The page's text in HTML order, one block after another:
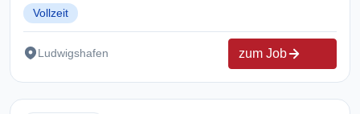
Vollzeit
Ludwigshafen zum Job